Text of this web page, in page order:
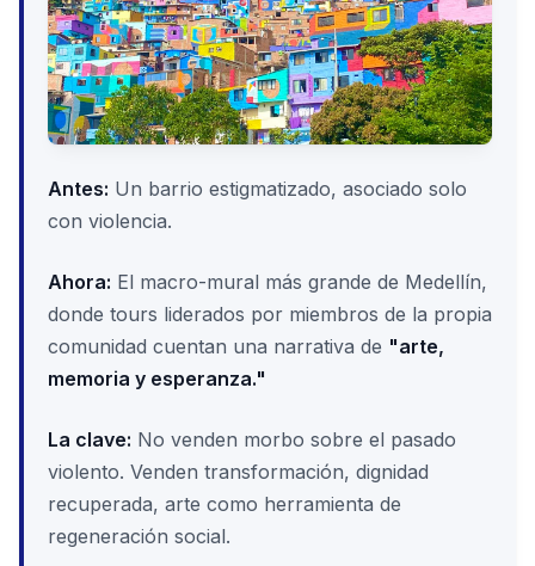
Antes: Un barrio estigmatizado, asociado solo
con violencia.
Ahora: El macro-mural más grande de Medellín,
donde tours liderados por miembros de la propia
comunidad cuentan una narrativa de "arte,
memoria y esperanza."
La clave: No venden morbo sobre el pasado
violento. Venden transformación, dignidad
recuperada, arte como herramienta de
regeneración social.